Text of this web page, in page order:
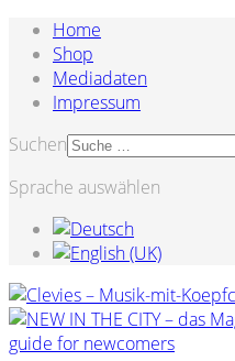
Home
Shop
Mediadaten
Impressum
Suchen
Sprache auswählen